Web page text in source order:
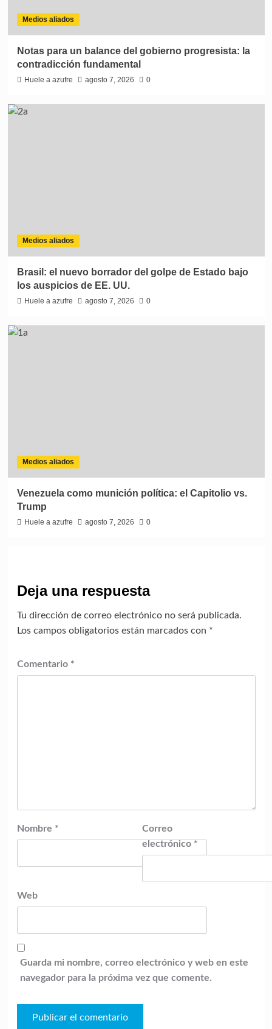
Medios aliados
Notas para un balance del gobierno progresista: la
contradicción fundamental
Huele a azufre agosto 7, 2026 0
Medios aliados
Brasil: el nuevo borrador del golpe de Estado bajo
los auspicios de EE. UU.
Huele a azufre agosto 7, 2026 0
Medios aliados
Venezuela como munición política: el Capitolio vs.
Trump
Huele a azufre agosto 7, 2026 0
Deja una respuesta
Tu dirección de correo electrónico no será publicada.
Los campos obligatorios están marcados con *
Comentario *
Nombre *
Correo
electrónico *
Web
Guarda mi nombre, correo electrónico y web en este
navegador para la próxima vez que comente.